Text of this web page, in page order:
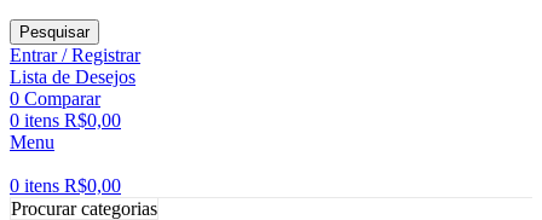
Pesquisar
Entrar / Registrar
Lista de Desejos
0 Comparar
0 itens R$0,00
Menu
0 itens R$0,00
Procurar categorias